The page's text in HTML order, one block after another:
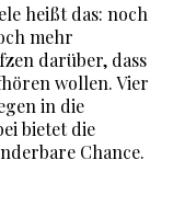
heißt das: noch
mehr
darüber, dass
wollen. Vier
in die
bietet die
Chance.